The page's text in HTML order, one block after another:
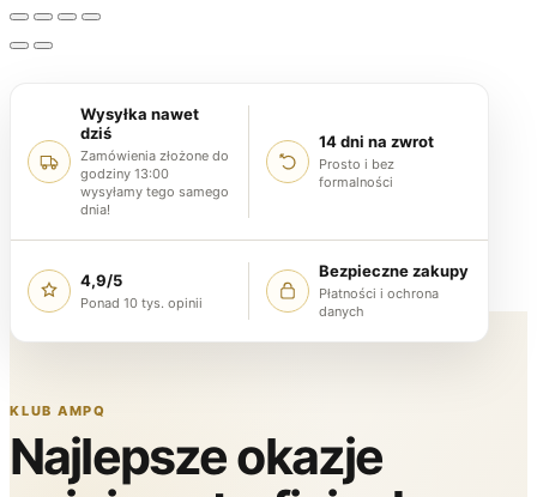
Wysyłka nawet
dziś
Zamówienia złożone do
godziny 13:00
wysyłamy tego samego
dnia!
14 dni na zwrot
Prosto i bez
formalności
4,9/5
Ponad 10 tys. opinii
Bezpieczne zakupy
Płatności i ochrona
danych
KLUB AMPQ
Najlepsze okazje